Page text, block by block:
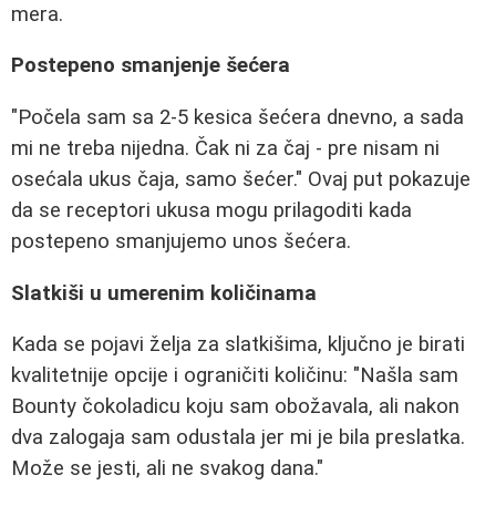
mera.
Postepeno smanjenje šećera
"Počela sam sa 2-5 kesica šećera dnevno, a sada
mi ne treba nijedna. Čak ni za čaj - pre nisam ni
osećala ukus čaja, samo šećer." Ovaj put pokazuje
da se receptori ukusa mogu prilagoditi kada
postepeno smanjujemo unos šećera.
Slatkiši u umerenim količinama
Kada se pojavi želja za slatkišima, ključno je birati
kvalitetnije opcije i ograničiti količinu: "Našla sam
Bounty čokoladicu koju sam obožavala, ali nakon
dva zalogaja sam odustala jer mi je bila preslatka.
Može se jesti, ali ne svakog dana."